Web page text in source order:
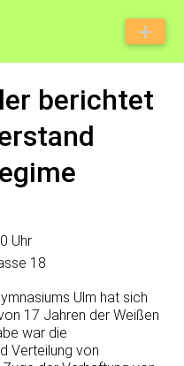
berichtet
Uhr
18
Ulm hat sich
17 Jahren der Weißen
war die
Verteilung von